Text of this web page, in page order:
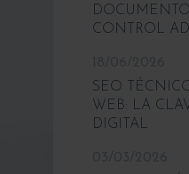
CONTROL
SEO
WEB: LA
DIGITAL